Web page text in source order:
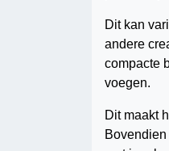
Dit kan
andere
compacte
voegen.
Dit maakt